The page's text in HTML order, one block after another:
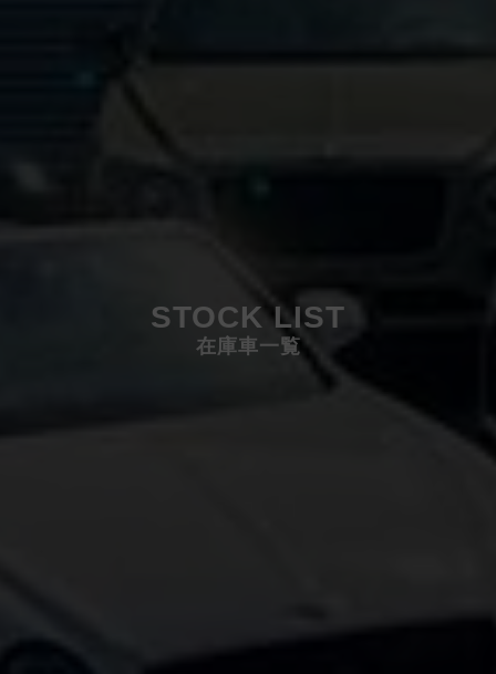
STOCK LIST
在庫車一覧